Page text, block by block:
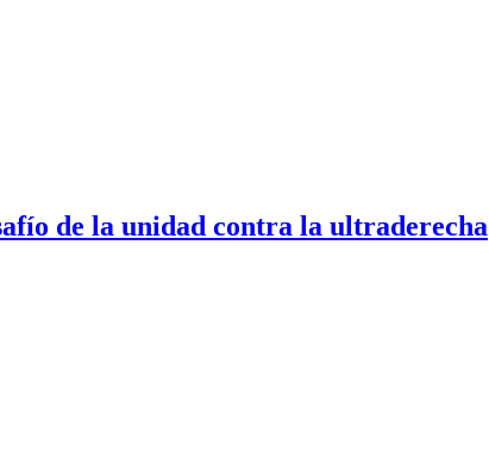
de la unidad contra la ultraderecha